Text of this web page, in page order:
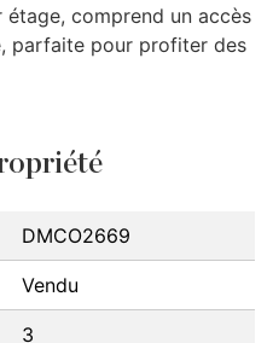
comprend un accès
parfaite pour profiter des
DMCO2669
Vendu
3